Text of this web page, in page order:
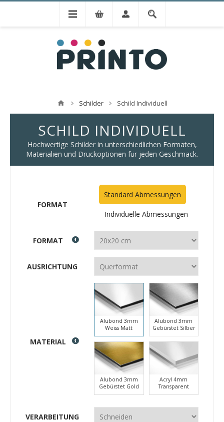
Schilder Schild Individuell
SCHILD INDIVIDUELL
Hochwertige Schilder in unterschiedlichen Formaten,
Materialien und Druckoptionen für jeden Geschmack.
FORMAT
Standard Abmessungen
Individuelle Abmessungen
FORMAT
AUSRICHTUNG
MATERIAL
Alubond 3mm
Weiss Matt
Alubond 3mm
Gebürstet Silber
Alubond 3mm
Gebürstet Gold
Acryl 4mm
Transparent
VERARBEITUNG